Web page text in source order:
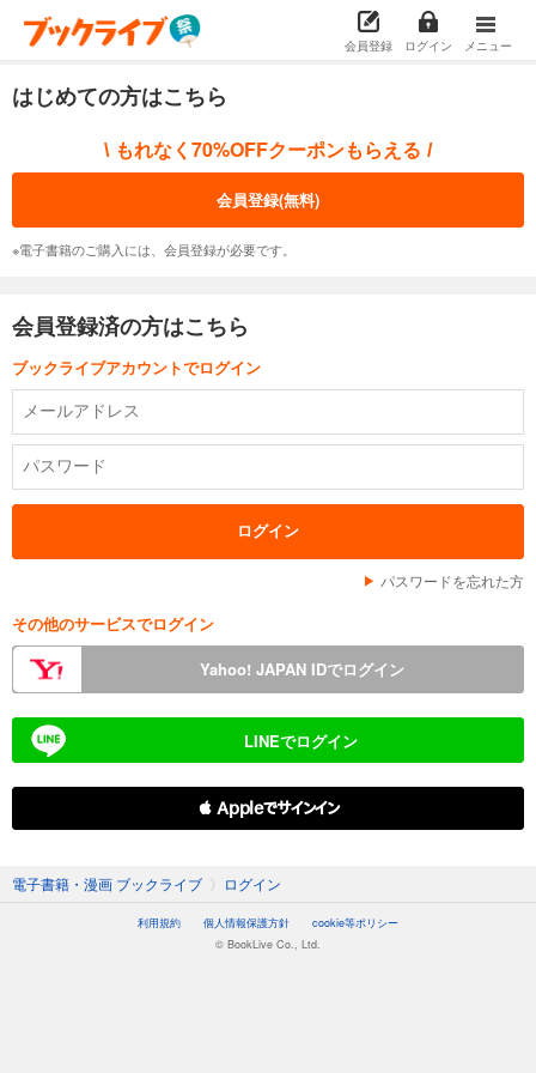
会員登録 ログイン メニュー
はじめての方はこちら
\ もれなく70%OFFクーポンもらえる /
会員登録(無料)
※電子書籍のご購入には、会員登録が必要です。
会員登録済の方はこちら
ブックライブアカウントでログイン
パスワードを忘れた方
その他のサービスでログイン
Yahoo! JAPAN IDでログイン
LINEでログイン
 Appleでサインイン
電子書籍・漫画 ブックライブ 〉 ログイン
利用規約 個人情報保護方針
cookie等ポリシー
© BookLive Co., Ltd.